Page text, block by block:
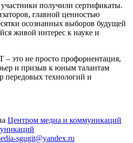
получили сертификаты.
главной ценностью
осознанных выборов будущей
живой интерес к науке и
это не просто профориентация,
и призыв к юным талантам
передовых технологий и
Центром медиа и коммуникаций
sgugit@yandex.ru